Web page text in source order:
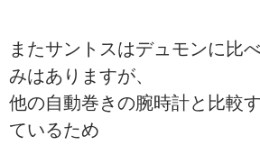
またサントスはデュモンに比
みはありますが、
他の自動巻きの腕時計と比較
ているため